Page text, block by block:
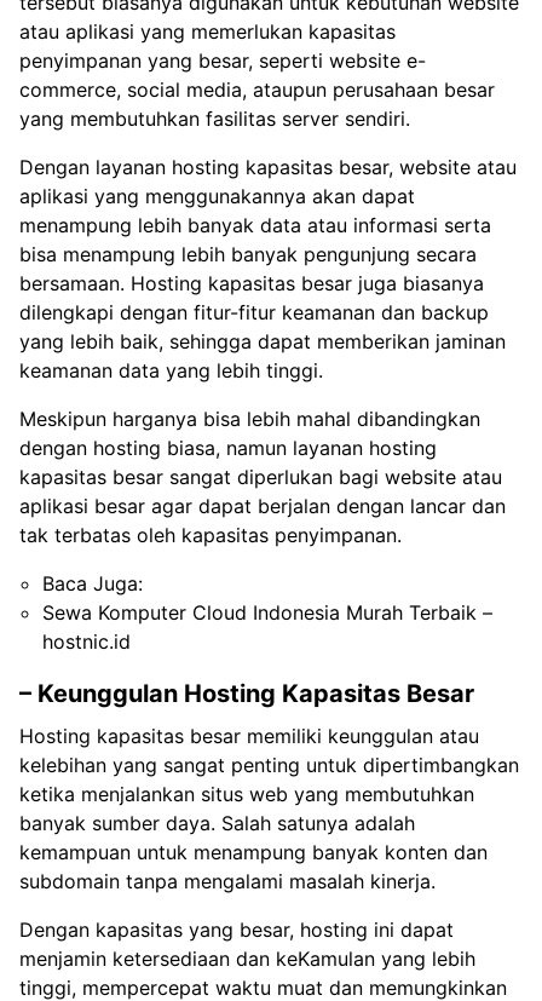
atau aplikasi yang memerlukan kapasitas
penyimpanan yang besar, seperti website e-
commerce, social media, ataupun perusahaan besar
yang membutuhkan fasilitas server sendiri.
Dengan layanan hosting kapasitas besar, website atau
aplikasi yang menggunakannya akan dapat
menampung lebih banyak data atau informasi serta
bisa menampung lebih banyak pengunjung secara
bersamaan. Hosting kapasitas besar juga biasanya
dilengkapi dengan fitur-fitur keamanan dan backup
yang lebih baik, sehingga dapat memberikan jaminan
keamanan data yang lebih tinggi.
Meskipun harganya bisa lebih mahal dibandingkan
dengan hosting biasa, namun layanan hosting
kapasitas besar sangat diperlukan bagi website atau
aplikasi besar agar dapat berjalan dengan lancar dan
tak terbatas oleh kapasitas penyimpanan.
Baca Juga:
Sewa Komputer Cloud Indonesia Murah Terbaik –
hostnic.id
– Keunggulan Hosting Kapasitas Besar
Hosting kapasitas besar memiliki keunggulan atau
kelebihan yang sangat penting untuk dipertimbangkan
ketika menjalankan situs web yang membutuhkan
banyak sumber daya. Salah satunya adalah
kemampuan untuk menampung banyak konten dan
subdomain tanpa mengalami masalah kinerja.
Dengan kapasitas yang besar, hosting ini dapat
menjamin ketersediaan dan keKamulan yang lebih
tinggi, mempercepat waktu muat dan memungkinkan